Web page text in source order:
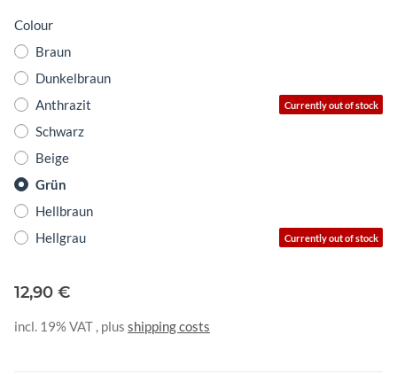
Colour
Braun
Dunkelbraun
Anthrazit
Currently out of stock
Schwarz
Beige
Grün
Hellbraun
Hellgrau
Currently out of stock
12,90 €
incl. 19% VAT , plus shipping costs